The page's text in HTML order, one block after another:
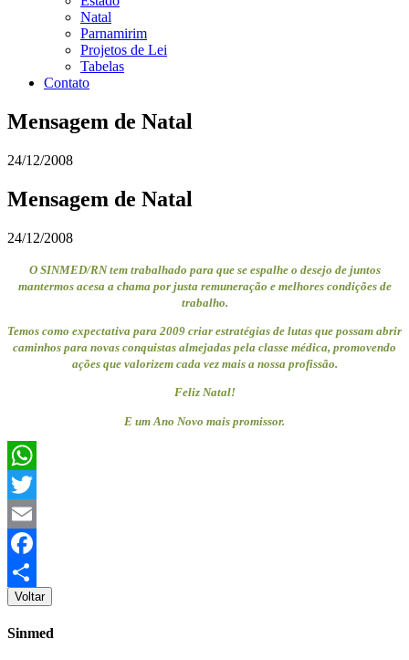
Natal
Parnamirim
Projetos de Lei
Tabelas
Contato
Mensagem de Natal
24/12/2008
Mensagem de Natal
24/12/2008
O SINMED/RN tem trabalhado para que se espalhe o desejo de juntos
mantermos acesa a chama por justa remuneração e melhores condições de
trabalho.
Temos como expectativa para 2009 criar estratégias de lutas que possam abrir
caminhos para novas conquistas almejadas pela classe médica, promovendo
ações que valorizem cada vez mais a nossa profissão.
Feliz Natal!
E um Ano Novo mais promissor.
WhatsApp
Twitter
Email
Facebook
Share
Voltar
Sinmed